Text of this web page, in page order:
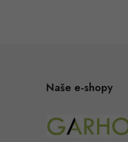
Naše e-shopy